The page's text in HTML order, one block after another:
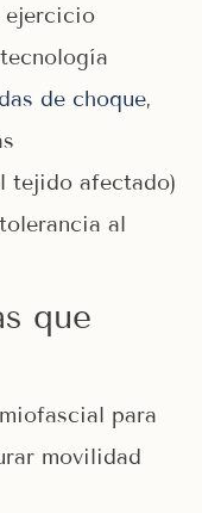
ejercicio
de choque,
tejido afectado)
al
que
para
movilidad